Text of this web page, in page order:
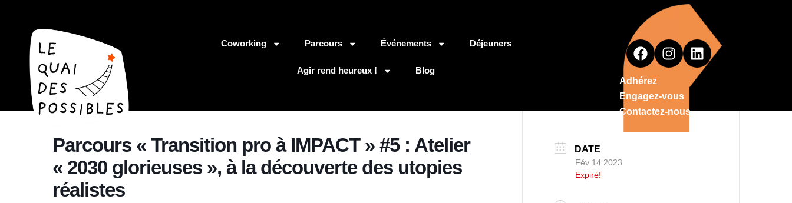
Coworking Parcours Événements Déjeuners
Agir rend heureux !
Blog
Adhérez
Engagez-vous
Contactez-nous
Parcours « Transition pro à IMPACT » #5 : Atelier
« 2030 glorieuses », à la découverte des utopies
réalistes
DATE
Fév 14 2023
Expiré!